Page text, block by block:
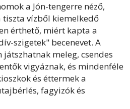
a Jón-tengerre néző,
tiszta vízből kiemelkedő
érthető, miért kapta a
szigetek" becenevet. A
meleg, csendes
vigyáznak, és mindenféle
és éttermek a
fagyizók és